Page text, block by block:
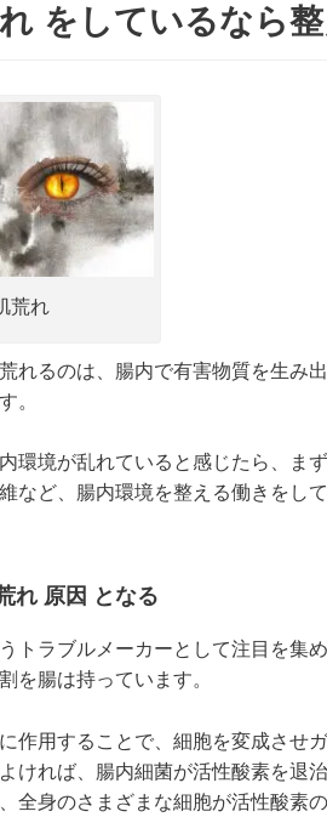
をしているなら
荒れ
れるのは、腸内で有害物質を生み
。
環境が乱れていると感じたら、ま
など、腸内環境を整える働きをし
れ 原因 となる
トラブルメーカーとして注目を集
を腸は持っています。
作用することで、細胞を変成させ
ければ、腸内細菌が活性酸素を退
全身のさまざまな細胞が活性酸素